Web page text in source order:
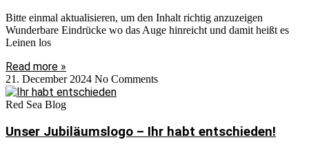
Bitte einmal aktualisieren, um den Inhalt richtig anzuzeigen
Wunderbare Eindrücke wo das Auge hinreicht und damit heißt es
Leinen los
Read more »
21. December 2024 No Comments
Red Sea Blog
Unser Jubiläumslogo – Ihr habt entschieden!